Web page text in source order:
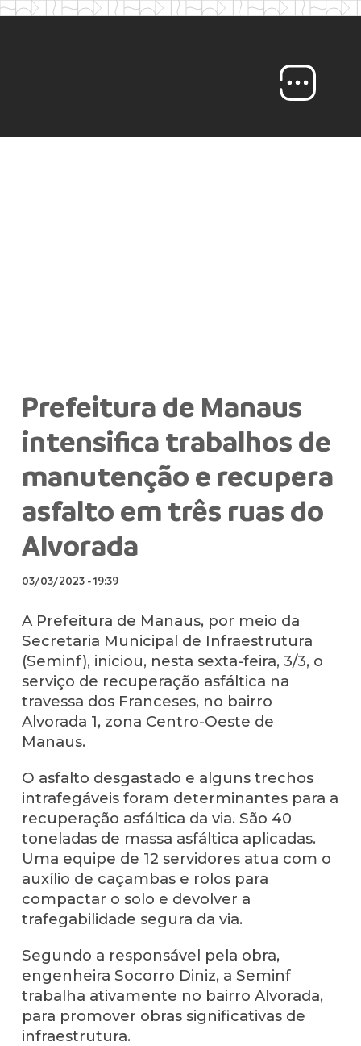
Prefeitura de Manaus
intensifica trabalhos de
manutenção e recupera
asfalto em três ruas do
Alvorada
03/03/2023-19:39
A Prefeitura de Manaus, por meio da
Secretaria Municipal de Infraestrutura
(Seminf), iniciou, nesta sexta-feira, 3/3, o
serviço de recuperação asfáltica na
travessa dos Franceses, no bairro
Alvorada 1, zona Centro-Oeste de
Manaus.
O asfalto desgastado e alguns trechos
intrafegáveis foram determinantes para a
recuperação asfáltica da via. São 40
toneladas de massa asfáltica aplicadas.
Uma equipe de 12 servidores atua com o
auxílio de caçambas e rolos para
compactar o solo e devolver a
trafegabilidade segura da via.
Segundo a responsável pela obra,
engenheira Socorro Diniz, a Seminf
trabalha ativamente no bairro Alvorada,
para promover obras significativas de
infraestrutura.